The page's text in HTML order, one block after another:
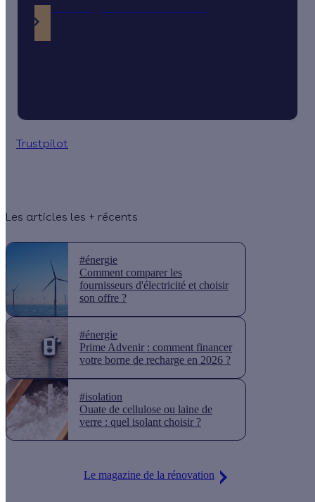
Simulation gratuite en 2 minutes
Trustpilot
Les articles les + récents
#énergie
Comment comparer les
fournisseurs d'électricité et choisir
son offre ?
#énergie
Prime Advenir : comment financer
votre borne de recharge en 2026 ?
#isolation
Ouate de cellulose ou laine de
verre : quel isolant choisir ?
Le magazine de la rénovation